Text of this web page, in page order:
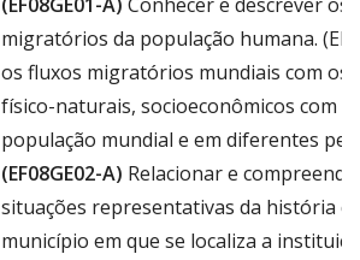
migratórios da população humana.
os fluxos migratórios mundiais com os
físico-naturais, socioeconômicos com
população mundial e em diferentes
(EF08GE02-A) Relacionar e
situações representativas da história
município em que se localiza a